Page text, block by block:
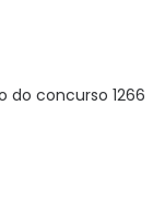
do concurso 1266